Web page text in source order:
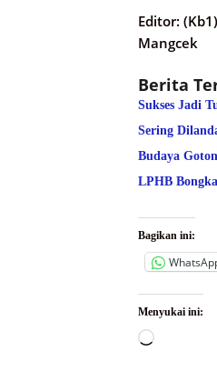
Editor:
Mangcek
Berita
Sukses Jadi
Sering
Budaya
LPHB
Bagikan ini:
Menyukai ini:
Memuat...